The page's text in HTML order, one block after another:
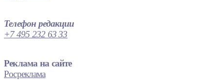
Телефон редакции
+7 495 232 63 33
Реклама на сайте
Росреклама